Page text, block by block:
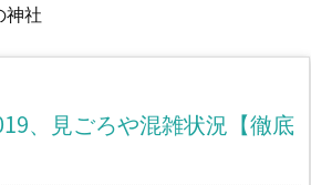
神社
、見ごろや混雑状況【徹底